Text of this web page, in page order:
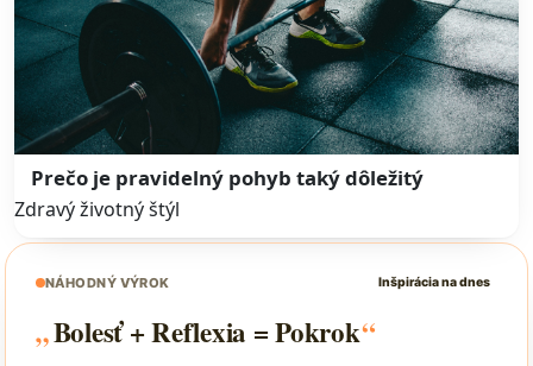
Prečo je pravidelný pohyb taký dôležitý
Zdravý životný štýl